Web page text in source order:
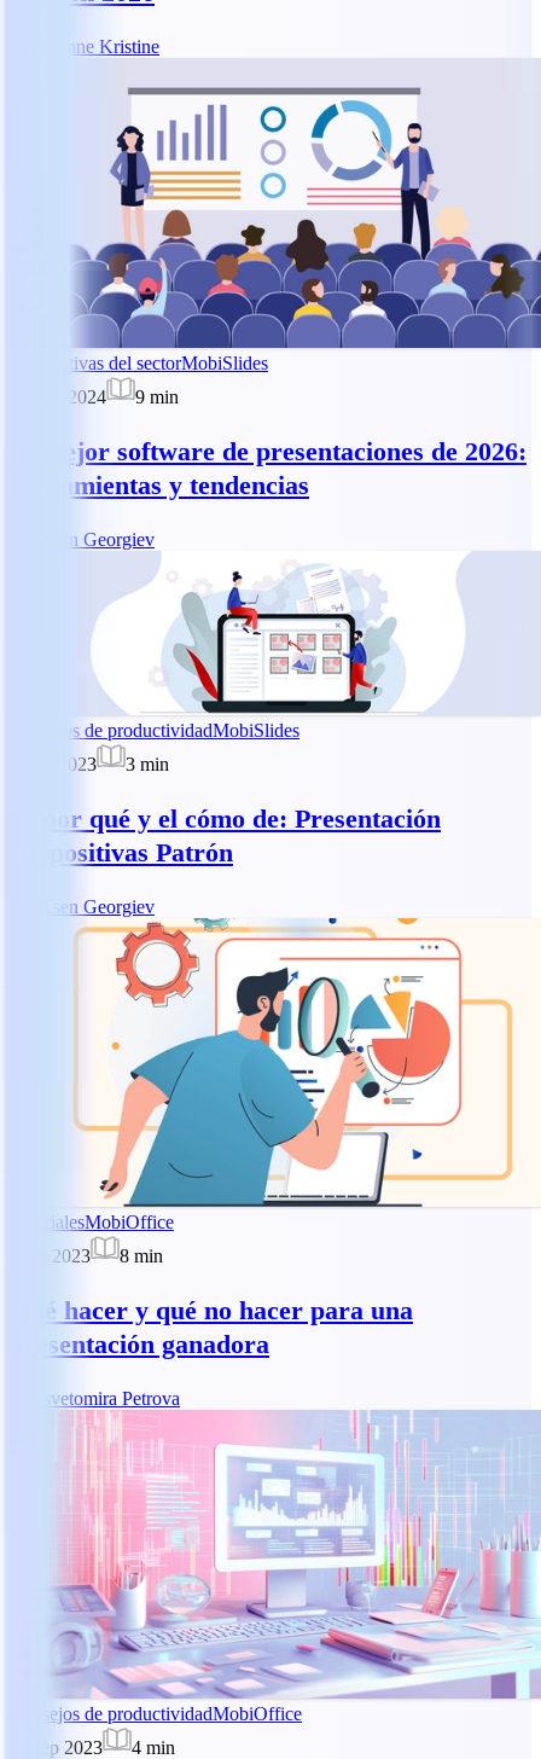
Dianne Kristine
Perspectivas del sectorMobiSlides
28 mar 2024
9 min
El mejor software de presentaciones de 2026:
herramientas y tendencias
Asen Georgiev
Consejos de productividadMobiSlides
5 nov 2023
3 min
El por qué y el cómo de: Presentación
Diapositivas Patrón
Asen Georgiev
TutorialesMobiOffice
2 oct 2023
8 min
Qué hacer y qué no hacer para una
presentación ganadora
Tsvetomira Petrova
Consejos de productividadMobiOffice
29 sep 2023
4 min